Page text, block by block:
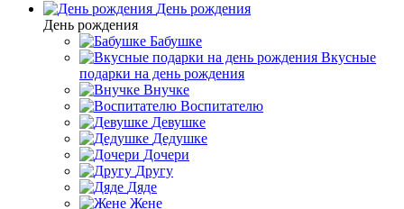
День рождения
День рождения
Бабушке
Вкусные
подарки на день рождения
Внучке
Воспитателю
Девушке
Дедушке
Дочери
Другу
Дяде
Жене